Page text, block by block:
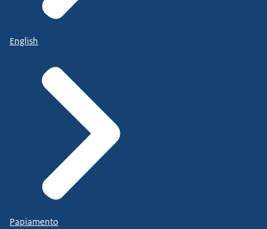
English
Papiamento